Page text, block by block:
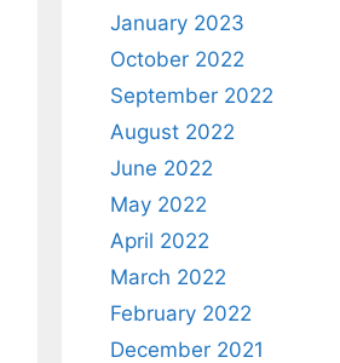
January 2023
October 2022
September 2022
August 2022
June 2022
May 2022
April 2022
March 2022
February 2022
December 2021